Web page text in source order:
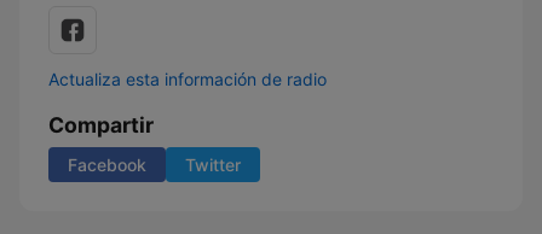
Actualiza esta información de radio
Compartir
Facebook Twitter